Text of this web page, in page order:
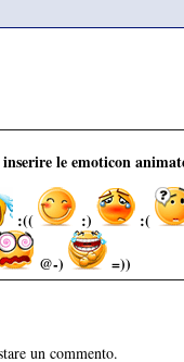
le emoticon
:(( :) :(
@-) =))
un commento.